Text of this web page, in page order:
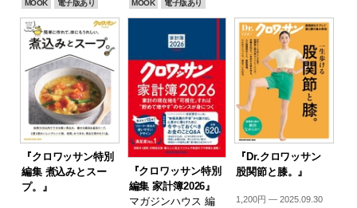
MOOK 電子版あり MOOK 電子版あり
『クロワッサン特別
編集 煮込みとスー
プ。』
『クロワッサン特別
編集 家計簿2026』
マガジンハウス 編
『Dr.クロワッサン
股関節と膝。』
1,200円 — 2025.09.30